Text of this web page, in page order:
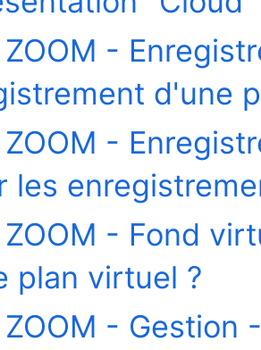
ZOOM -
d'une
ZOOM -
les
ZOOM - Fond
plan virtuel ?
ZOOM -